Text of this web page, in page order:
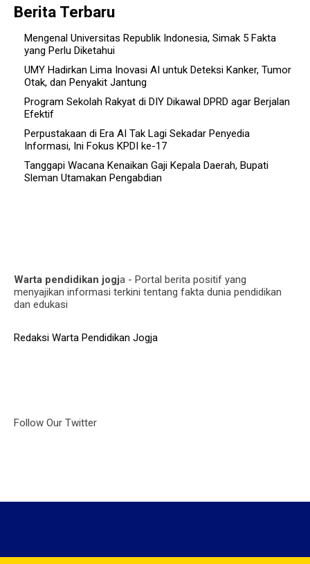
Berita Terbaru
Mengenal Universitas Republik Indonesia, Simak 5 Fakta
yang Perlu Diketahui
UMY Hadirkan Lima Inovasi AI untuk Deteksi Kanker, Tumor
Otak, dan Penyakit Jantung
Program Sekolah Rakyat di DIY Dikawal DPRD agar Berjalan
Efektif
Perpustakaan di Era AI Tak Lagi Sekadar Penyedia
Informasi, Ini Fokus KPDI ke-17
Tanggapi Wacana Kenaikan Gaji Kepala Daerah, Bupati
Sleman Utamakan Pengabdian
Warta pendidikan jogja - Portal berita positif yang
menyajikan informasi terkini tentang fakta dunia pendidikan
dan edukasi
Redaksi Warta Pendidikan Jogja
Follow Our Twitter